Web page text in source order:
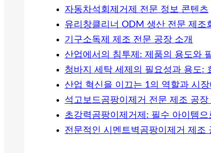
자동차석회제거제 전문 정보 콘텐츠
유리창클리너 ODM 생산 전문 제조
기구소독제 제조 전문 공장 소개
산업에서의 침투제: 제품의 용도와
청바지 세탁 세제의 필요성과 용도:
산업 혁신을 이끄는 1의 역할과 시
석고보드곰팡이제거 전문 제조 공장
초강력곰팡이제거제: 필수 아이템
전문적인 시멘트벽곰팡이제거 제조